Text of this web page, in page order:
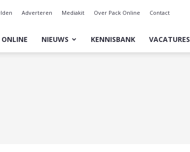
Adverteren Mediakit Over Pack Online Contact
ONLINE NIEUWS KENNISBANK VACATURES